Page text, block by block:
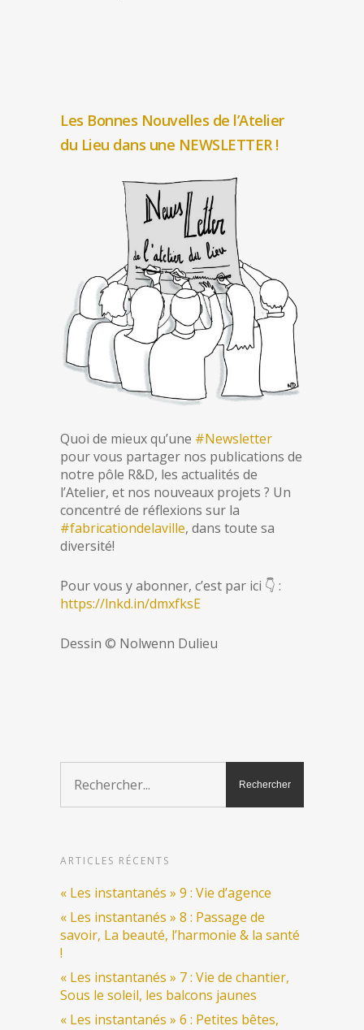
Les Bonnes Nouvelles de l’Atelier
du Lieu dans une NEWSLETTER !
Quoi de mieux qu’une #Newsletter
pour vous partager nos publications de
notre pôle R&D, les actualités de
l’Atelier, et nos nouveaux projets ? Un
concentré de réflexions sur la
#fabricationdelaville, dans toute sa
diversité!
Pour vous y abonner, c’est par ici 👇 :
https://lnkd.in/dmxfksE
Dessin © Nolwenn Dulieu
ARTICLES RÉCENTS
« Les instantanés » 9 : Vie d’agence
« Les instantanés » 8 : Passage de
savoir, La beauté, l’harmonie & la santé
!
« Les instantanés » 7 : Vie de chantier,
Sous le soleil, les balcons jaunes
« Les instantanés » 6 : Petites bêtes,